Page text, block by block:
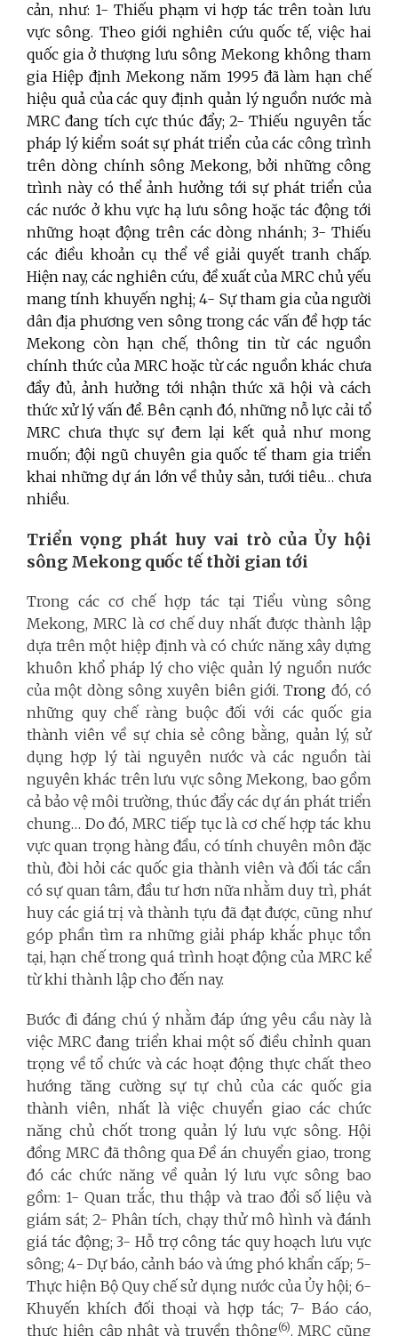
cản, như: 1- Thiếu phạm vi hợp tác trên toàn lưu
vực sông. Theo giới nghiên cứu quốc tế, việc hai
quốc gia ở thượng lưu sông Mekong không tham
gia Hiệp định Mekong năm 1995 đã làm hạn chế
hiệu quả của các quy định quản lý nguồn nước mà
MRC đang tích cực thúc đẩy; 2- Thiếu nguyên tắc
pháp lý kiểm soát sự phát triển của các công trình
trên dòng chính sông Mekong, bởi những công
trình này có thể ảnh hưởng tới sự phát triển của
các nước ở khu vực hạ lưu sông hoặc tác động tới
những hoạt động trên các dòng nhánh; 3- Thiếu
các điều khoản cụ thể về giải quyết tranh chấp.
Hiện nay, các nghiên cứu, đề xuất của MRC chủ yếu
mang tính khuyến nghị; 4- Sự tham gia của người
dân địa phươngven sông trongcác vấn đề hợp tác
Mekong còn hạn chế, thông tin từ các nguồn
chính thức của MRC hoặc từ các nguồn khác chưa
đầy đủ, ảnh hưởng tới nhận thức xã hội và cách
thức xửlý vấn đề. Bên cạnh đó, những nỗ lực cải tổ
MRC chưa thực sự đem lại kết quả như mong
muốn; đội ngũ chuyên gia quốc tế tham gia triển
khai những dự án lớn về thủy sản, tưới tiêu… chưa
nhiều.
Triển vọng phát huy vai trò của Ủy hội
sông Mekong quốc tế thời gian tới
Trong các cơ chế hợp tác tại Tiểu vùng sông
Mekong, MRC là cơ chế duy nhất được thành lập
dựa trên một hiệp định và có chức năng xây dựng
khuôn khổ pháp lý cho việc quản lý nguồn nước
của một dòng sông xuyên biên giới. Trong đó, có
những quy chế ràng buộc đối với các quốc gia
thành viên về sự chia sẻ công bằng, quản lý, sử
dụng hợp lý tài nguyên nước và các nguồn tài
nguyên khác trên lưu vực sông Mekong, bao gồm
cả bảo vệ môi trường, thúc đẩy các dự án phát triển
chung… Do đó, MRC tiếp tục là cơ chế hợp tác khu
vực quan trọng hàng đầu, có tính chuyên môn đặc
thù, đòi hỏi các quốc gia thành viên và đối tác cần
có sự quan tâm, đầu tư hơn nữa nhằm duy trì, phát
huy các giá trị và thành tựu đã đạt được, cũng như
góp phần tìm ra những giải pháp khắc phục tồn
tại, hạn chế trong quá trình hoạt động của MRC kể
từ khi thành lập cho đến nay.
Bước đi đáng chú ý nhằm đáp ứng yêu cầu này là
việc MRC đang triển khai một số điều chỉnh quan
trọng về tổ chức và các hoạt động thực chất theo
hướng tăng cường sự tự chủ của các quốc gia
thành viên, nhất là việc chuyển giao các chức
năng chủ chốt trong quản lý lưu vực sông. Hội
đồng MRC đã thông qua Đề án chuyển giao, trong
đó các chức năng về quản lý lưu vực sông bao
gồm: 1- Quan trắc, thu thập và trao đổi số liệu và
giám sát; 2- Phân tích, chạy thử mô hình và đánh
giá tác động; 3- Hỗ trợ công tác quy hoạch lưu vực
sông; 4- Dự báo, cảnh báo và ứng phó khẩn cấp; 5-
Thực hiện Bộ Quy chế sử dụng nước của Ủy hội; 6-
Khuyến khích đối thoại và hợp tác; 7- Báo cáo,
thực hiện cập nhật và truyền thông(6). MRC cũng